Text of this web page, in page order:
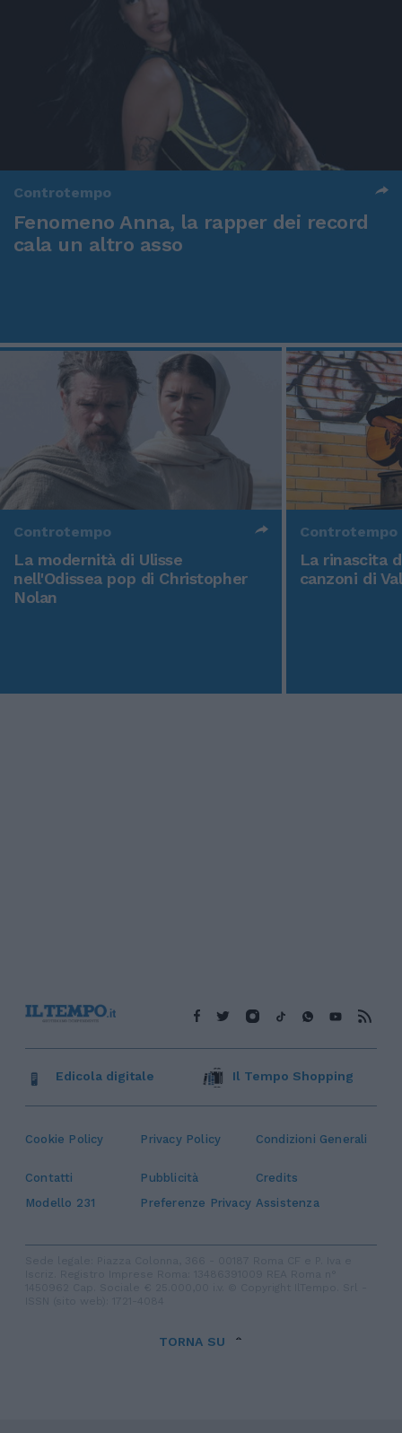
Controtempo
Fenomeno Anna, la rapper dei record
cala un altro asso
Controtempo
La modernità di Ulisse
nell'Odissea pop di Christopher
Nolan
Controtempo
La rinascita
canzoni di
Cookie Policy Privacy Policy Condizioni Generali
Contatti Pubblicità
Credits
Modello 231
Preferenze Privacy Assistenza
Edicola digitale Il Tempo Shopping
TORNA SU